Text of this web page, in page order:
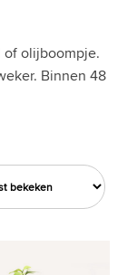
of olijboompje.
Binnen 48